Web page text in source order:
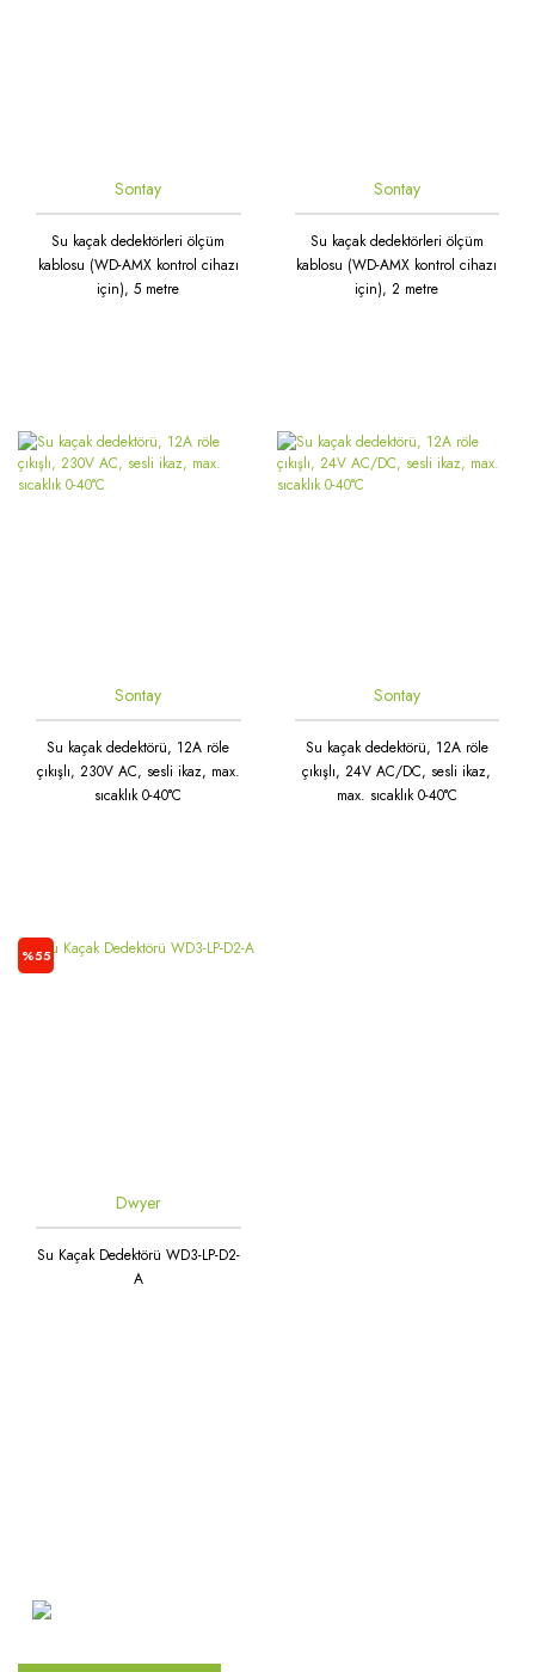
Sontay
Su kaçak dedektörleri ölçüm
kablosu (WD-AMX kontrol cihazı
için), 5 metre
Sontay
Su kaçak dedektörleri ölçüm
kablosu (WD-AMX kontrol cihazı
için), 2 metre
Sontay
Su kaçak dedektörü, 12A röle
çıkışlı, 230V AC, sesli ikaz, max.
sıcaklık 0-40°C
Sontay
Su kaçak dedektörü, 12A röle
çıkışlı, 24V AC/DC, sesli ikaz,
max. sıcaklık 0-40°C
%55
Dwyer
Su Kaçak Dedektörü WD3-LP-D2-
A